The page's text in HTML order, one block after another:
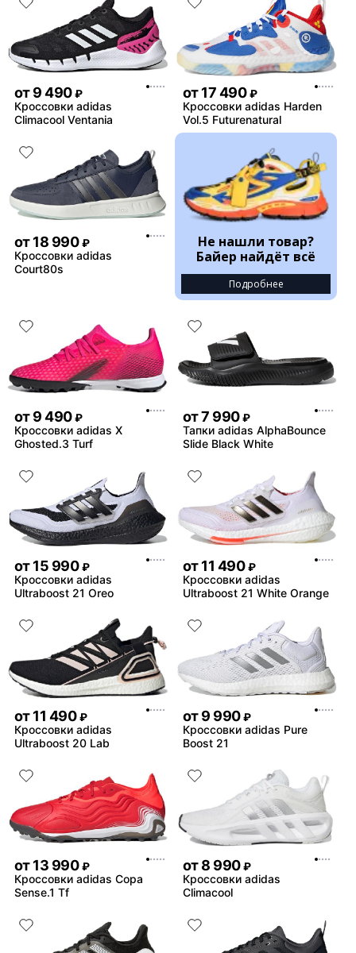
от9 490 ₽
Кроссовки adidas
Climacool Ventania
от17 490 ₽
Кроссовки adidas Harden
Vol.5 Futurenatural
от18 990 ₽
Кроссовки adidas
Court80s
Не нашли товар?
Байер найдёт всё
Подробнее
от9 490 ₽
Кроссовки adidas X
Ghosted.3 Turf
от7 990 ₽
Тапки adidas AlphaBounce
Slide Black White
от15 990 ₽
Кроссовки adidas
Ultraboost 21 Oreo
от11 490 ₽
Кроссовки adidas
Ultraboost 21 White Orange
от11 490 ₽
Кроссовки adidas
Ultraboost 20 Lab
от9 990 ₽
Кроссовки adidas Pure
Boost 21
от13 990 ₽
Кроссовки adidas Copa
Sense.1 Tf
от8 990 ₽
Кроссовки adidas
Climacool